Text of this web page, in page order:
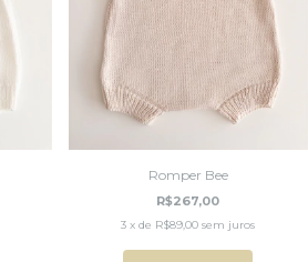
Romper Bee
R$267,00
3 x de R$89,00 sem juros